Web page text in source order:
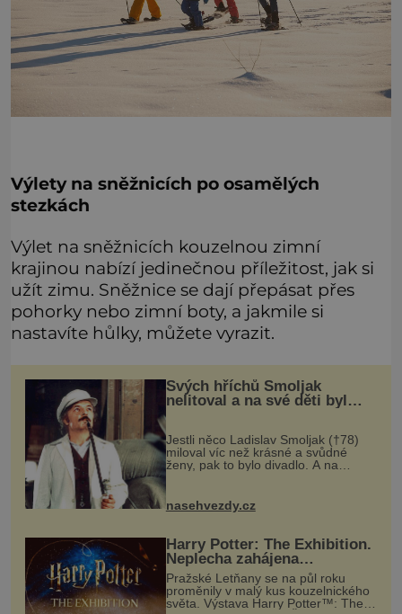
Výlety na sněžnicích po osamělých
stezkách
Výlet na sněžnicích kouzelnou zimní
krajinou nabízí jedinečnou příležitost, jak si
užít zimu. Sněžnice se dají přepásat přes
pohorky nebo zimní boty, a jakmile si
nastavíte hůlky, můžete vyrazit.
Svých hříchů Smoljak
nelitoval a na své děti byl
velmi pyšný
Jestli něco Ladislav Smoljak (†78)
miloval víc než krásné a svůdné
ženy, pak to bylo divadlo. A na
dní před tím, než odešel do
uměleckého nebe. Kdysi někdo z
přátel
nasehvezdy.cz
Harry Potter: The Exhibition.
Neplecha zahájena…
Pražské Letňany se na půl roku
proměnily v malý kus kouzelnického
světa. Výstava Harry Potter™: The